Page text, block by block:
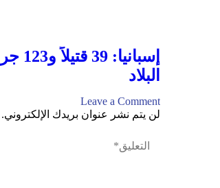
البلاد
Leave a Comment
لن يتم نشر عنوان بريدك الإلكتروني.